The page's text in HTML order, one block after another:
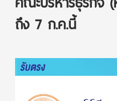
ถึง 7 ก.ค.นี้